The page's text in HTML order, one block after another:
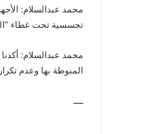
محمد عبدالسلام:
تجسسية تحت غطاء
محمد عبدالسلام:
المنوطة بها وعدم
ــــ